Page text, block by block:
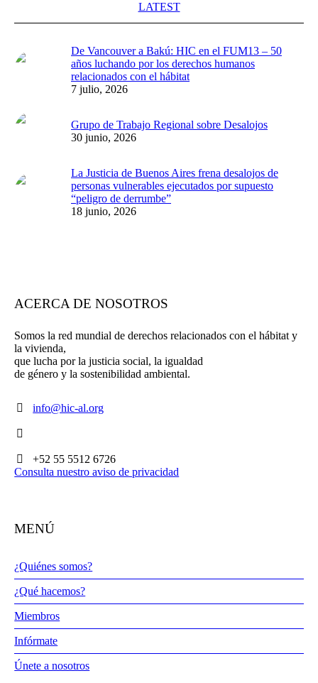
LATEST
De Vancouver a Bakú: HIC en el FUM13 – 50
años luchando por los derechos humanos
relacionados con el hábitat
7 julio, 2026
Grupo de Trabajo Regional sobre Desalojos
30 junio, 2026
La Justicia de Buenos Aires frena desalojos de
personas vulnerables ejecutados por supuesto
“peligro de derrumbe”
18 junio, 2026
ACERCA DE NOSOTROS
Somos la red mundial de derechos relacionados con el hábitat y
la vivienda,
que lucha por la justicia social, la igualdad
de género y la sostenibilidad ambiental.
info@hic-al.org
+52 55 5512 6726
Consulta nuestro aviso de privacidad
MENÚ
¿Quiénes somos?
¿Qué hacemos?
Miembros
Infórmate
Únete a nosotros